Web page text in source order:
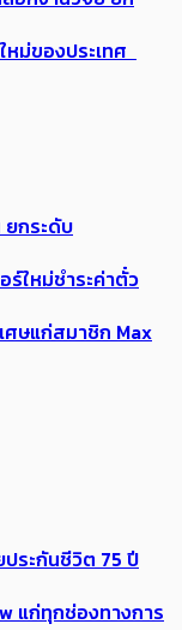
ม่ของประเทศ
ยกระดับ
ร์ใหม่ชำระค่าตั๋ว
ษแก่สมาชิก Max
ประกันชีวิต 75 ปี
แก่ทุกช่องทางการ